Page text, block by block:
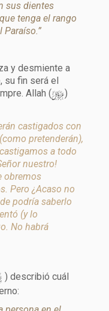
sus dientes
tenga el rango
y desmiente a
su fin será el
Allah (y)
castigados con
pretenderán),
a todo
obremos
Pero ¿Acaso no
podría saberlo
(y lo
No habrá
) describió cuál